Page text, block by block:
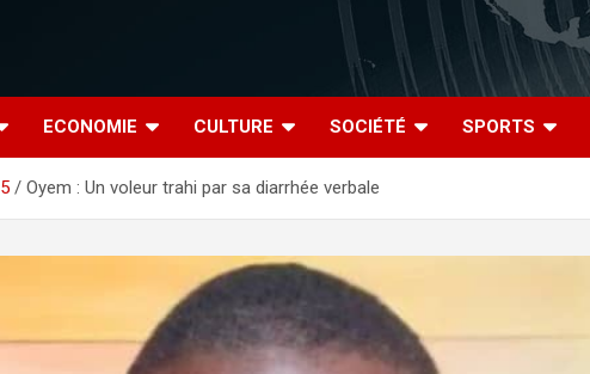
ECONOMIE CULTURE SOCIÉTÉ SPORTS
5 Oyem : Un voleur trahi par sa diarrhée verbale